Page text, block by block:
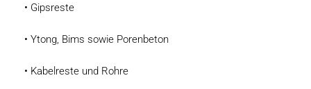
• Gipsreste
• Ytong, Bims sowie Porenbeton
• Kabelreste und Rohre